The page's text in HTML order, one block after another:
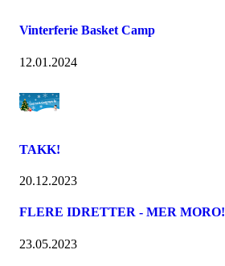
Vinterferie Basket Camp
12.01.2024
TAKK!
20.12.2023
FLERE IDRETTER - MER MORO!
23.05.2023